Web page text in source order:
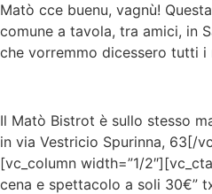
Matò cce buenu, vagnù!
comune a tavola, tra amici, in
che vorremmo dicessero tutti i
Il Matò Bistrot è sullo stesso
in via Vestricio Spurinna, 63[/
[vc_column width=”1/
cena e spettacolo a soli 30€”